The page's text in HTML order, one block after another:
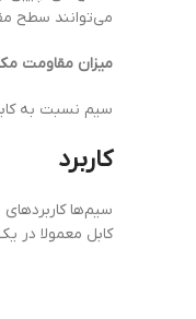
می‌توانند سطح مقطع 150 میلی‌متر مربعی را
میزان مقاومت
سیم نسبت به
کاربرد
سیم‌ها
کابل معمولا در